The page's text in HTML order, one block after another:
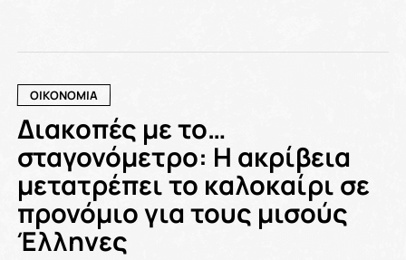
ΟΙΚΟΝΟΜΙΑ
Διακοπές με το…
σταγονόμετρο: Η ακρίβεια
μετατρέπει το καλοκαίρι σε
προνόμιο για τους μισούς
Έλληνες